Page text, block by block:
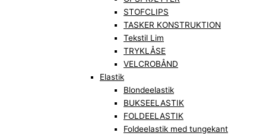
STOFCLIPS
TASKER KONSTRUKTION
Tekstil Lim
TRYKLÅSE
VELCROBÅND
Elastik
Blondeelastik
BUKSEELASTIK
FOLDEELASTIK
Foldeelastik med tungekant